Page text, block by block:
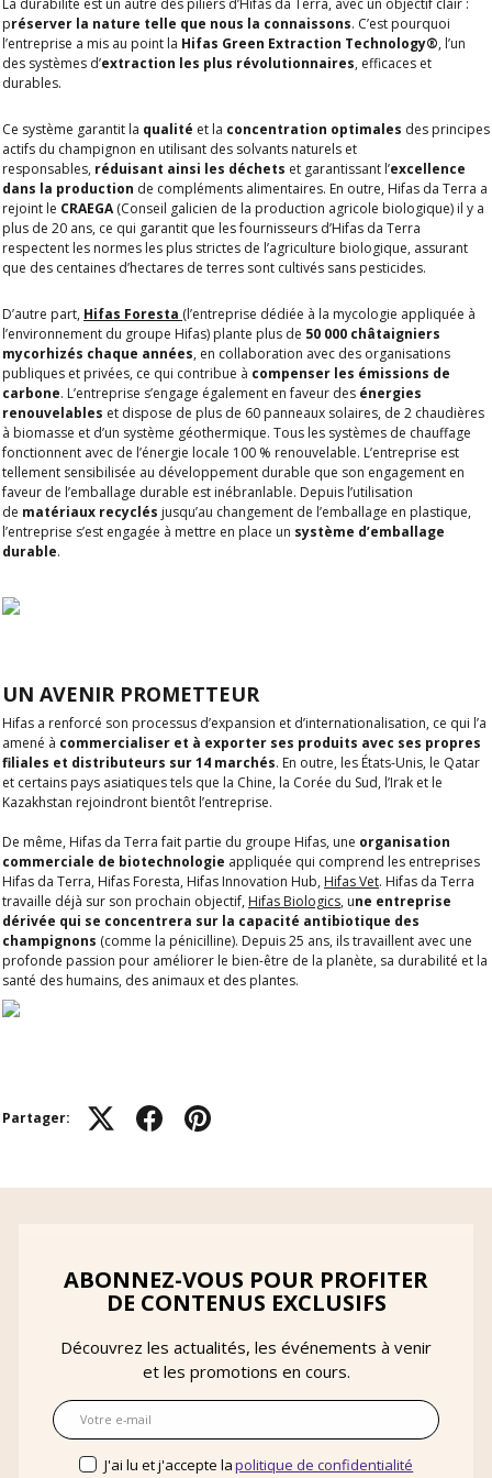
La durabilité est un autre des piliers d’Hifas da Terra, avec un objectif clair :
préserver la nature telle que nous la connaissons. C’est pourquoi
l’entreprise a mis au point la Hifas Green Extraction Technology®, l’un
des systèmes d’extraction les plus révolutionnaires, efficaces et
durables.
Ce système garantit la qualité et la concentration optimales des principes
actifs du champignon en utilisant des solvants naturels et
responsables, réduisant ainsi les déchets et garantissant l’excellence
dans la production de compléments alimentaires. En outre, Hifas da Terra a
rejoint le CRAEGA (Conseil galicien de la production agricole biologique) il y a
plus de 20 ans, ce qui garantit que les fournisseurs d’Hifas da Terra
respectent les normes les plus strictes de l’agriculture biologique, assurant
que des centaines d’hectares de terres sont cultivés sans pesticides.
D’autre part, Hifas Foresta (l’entreprise dédiée à la mycologie appliquée à
l’environnement du groupe Hifas) plante plus de 50 000 châtaigniers
mycorhizés chaque années, en collaboration avec des organisations
publiques et privées, ce qui contribue à compenser les émissions de
carbone. L’entreprise s’engage également en faveur des énergies
renouvelables et dispose de plus de 60 panneaux solaires, de 2 chaudières
à biomasse et d’un système géothermique. Tous les systèmes de chauffage
fonctionnent avec de l’énergie locale 100 % renouvelable. L’entreprise est
tellement sensibilisée au développement durable que son engagement en
faveur de l’emballage durable est inébranlable. Depuis l’utilisation
de matériaux recyclés jusqu’au changement de l’emballage en plastique,
l’entreprise s’est engagée à mettre en place un système d’emballage
durable.
UN AVENIR PROMETTEUR
Hifas a renforcé son processus d’expansion et d’internationalisation, ce qui l’a
amené à commercialiser et à exporter ses produits avec ses propres
filiales et distributeurs sur 14 marchés. En outre, les États-Unis, le Qatar
et certains pays asiatiques tels que la Chine, la Corée du Sud, l’Irak et le
Kazakhstan rejoindront bientôt l’entreprise.
De même, Hifas da Terra fait partie du groupe Hifas, une organisation
commerciale de biotechnologie appliquée qui comprend les entreprises
Hifas da Terra, Hifas Foresta, Hifas Innovation Hub, Hifas Vet. Hifas da Terra
travaille déjà sur son prochain objectif, Hifas Biologics, une entreprise
dérivée qui se concentrera sur la capacité antibiotique des
champignons (comme la pénicilline). Depuis 25 ans, ils travaillent avec une
profonde passion pour améliorer le bien-être de la planète, sa durabilité et la
santé des humains, des animaux et des plantes.
Partager:
ABONNEZ-VOUS POUR PROFITER
DE CONTENUS EXCLUSIFS
Découvrez les actualités, les événements à venir
et les promotions en cours.
E-mail
J'ai lu et j'accepte lapolitique de confidentialité